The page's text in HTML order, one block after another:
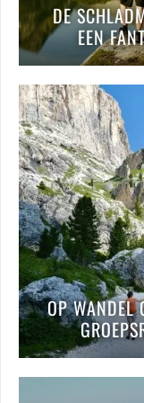
DE
EEN
OP WANDEL